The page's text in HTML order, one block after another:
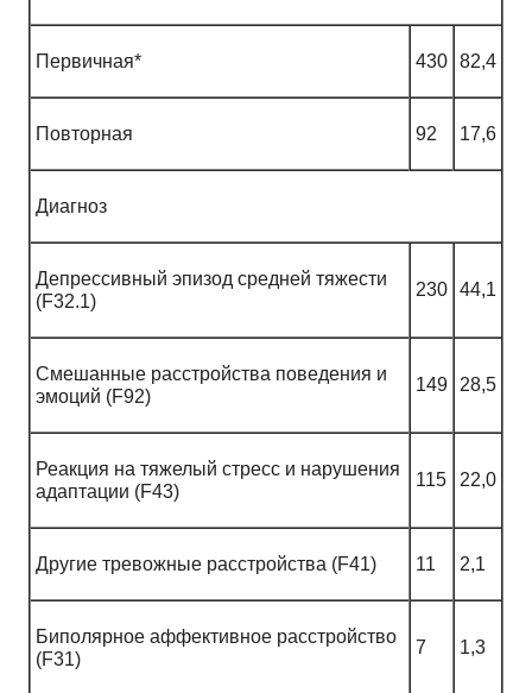
Первичная* 430 82,4
Повторная 92 17,6
Диагноз
Депрессивный эпизод средней тяжести
(F32.1)
230 44,1
Cмешанные расстройства поведения и
эмоций (F92)
149 28,5
Реакция на тяжелый стресс и нарушения
адаптации (F43)
115 22,0
Другие тревожные расстройства (F41) 11 2,1
Биполярное аффективное расстройство
(F31)
7 1,3